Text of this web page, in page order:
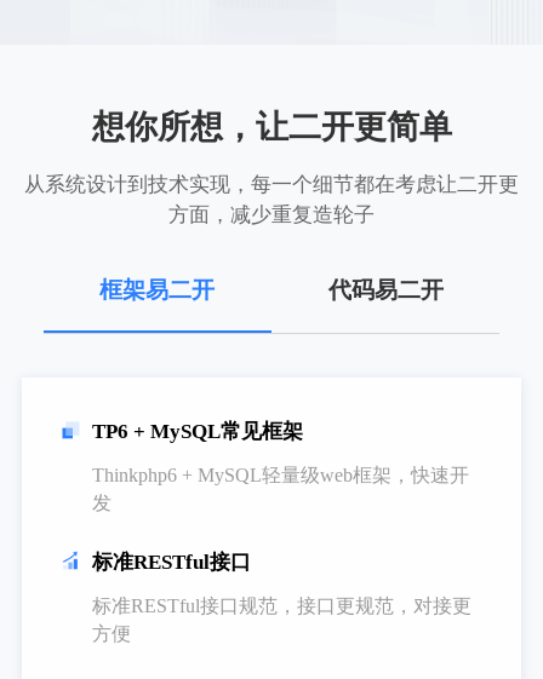
想你所想，让二开更简单
从系统设计到技术实现，每一个细节都在考虑让二开更
方面，减少重复造轮子
框架易二开 代码易二开
TP6 + MySQL常见框架
Thinkphp6 + MySQL轻量级web框架，快速开
发
标准RESTful接口
标准RESTful接口规范，接口更规范，对接更
方便